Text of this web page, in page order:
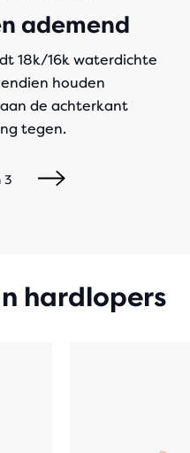
ademend
18k/16k waterdichte
houden
de achterkant
tegen.
3
hardlopers